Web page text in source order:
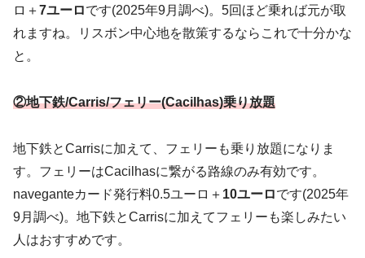
ロ＋7ユーロです(2025年9月調べ)。5回ほど乗れば元が取
れますね。リスボン中心地を散策するならこれで十分かな
と。
②地下鉄/Carris/フェリー(Cacilhas)乗り放題
地下鉄とCarrisに加えて、フェリーも乗り放題になりま
す。フェリーはCacilhasに繋がる路線のみ有効です。
naveganteカード発行料0.5ユーロ＋ 10ユーロです(2025年
9月調べ)。地下鉄とCarrisに加えてフェリーも楽しみたい
人はおすすめです。